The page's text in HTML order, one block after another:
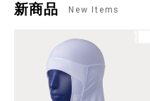
新商品 New Items